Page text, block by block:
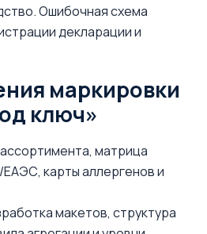
Ошибочная схема
декларации и
маркировки
ключ»
матрица
карты аллергенов и
макетов, структура